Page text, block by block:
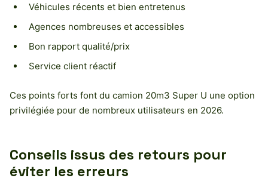
Véhicules récents et bien entretenus
Agences nombreuses et accessibles
Bon rapport qualité/prix
Service client réactif
Ces points forts font du camion 20m3 Super U une option
privilégiée pour de nombreux utilisateurs en 2026.
Conseils issus des retours pour
éviter les erreurs